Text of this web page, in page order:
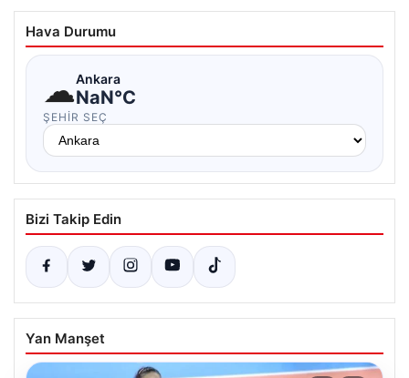
Hava Durumu
☁Ankara
NaN°C
ŞEHIR SEÇ
Bizi Takip Edin
Yan Manşet